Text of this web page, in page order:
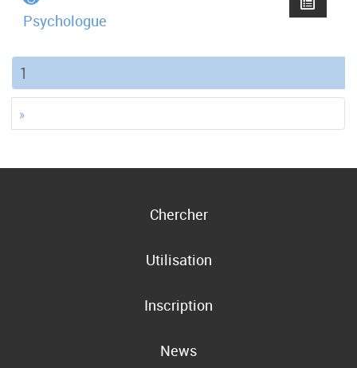
Psychologue
1
»
Chercher
Utilisation
Inscription
News